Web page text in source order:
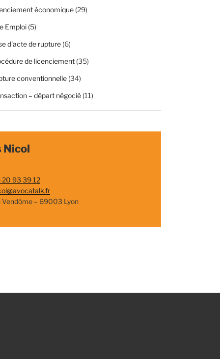
économique(29)
Emploi(5)
d'acte de rupture(6)
de licenciement(35)
conventionnelle(34)
– départ négocié(11)
Nicol
93 39 12
Vendôme – 69003 Lyon